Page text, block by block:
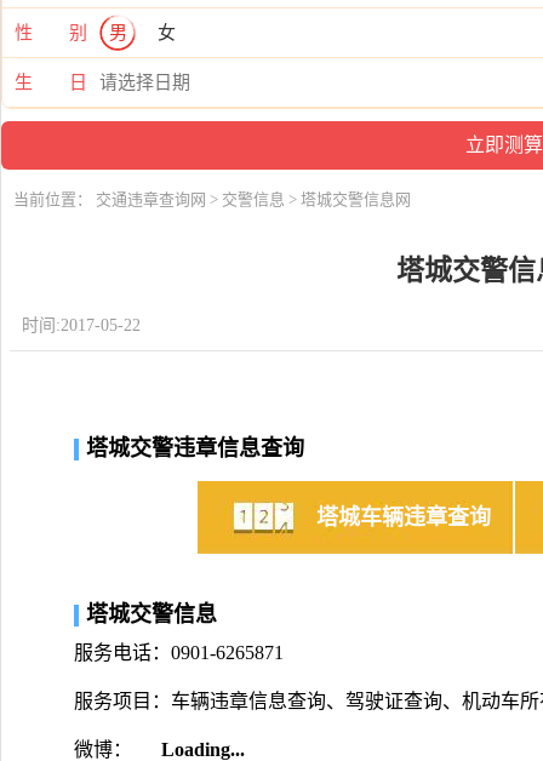
性 别 男 女
生 日
当前位置： 交通违章查询网 > 交警信息 > 塔城交警信息网
塔城交警信
时间:2017-05-22
塔城交警违章信息查询
塔城车辆违章查询
塔城交警信息
服务电话：0901-6265871
服务项目：车辆违章信息查询、驾驶证查询、机动车
微博： Loading...